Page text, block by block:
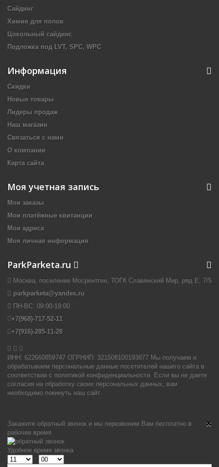
Сайдинг
Химия для полов
Цокольный сайдинг.
Подложка под LVT, SPC, WPC
Информация
Скидки
Новые товары
Лидеры продаж
Наш магазин
Связаться с нами
О компании
Карта сайта
Моя учетная запись
Мои заказы
Мои платёжные квитанции
Мои адреса
Моя личная информация
ParkParketa.ru
Москва, поселение Мосрентген, ТОГК Славянский Мир, ряд Е, 7/5
parkparketa@yandex.ru
ПН-ВС: 09:00-19:00
+7(968)-717-52-11
+7(916)-285-11-28
 
ИНН: 622660859747 ОГРНИП: 321508100193877 Мы получаем и
обрабатываем персональные данные посетителей нашего сайта в
соответствии с политикой конфиденциальности. Если вы не даете
согласия на обработку своих персональных данных, вам
необходимо покинуть наш сайт.
×
Закажите обратный звонок и мы перезвоним Вам бесплатно в
рабочее время
Удобное время звонка
: